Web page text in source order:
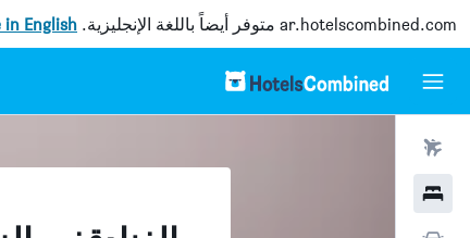
ar.hotelscombined.com متوفر أيضاً باللغة الإنجليزية. English